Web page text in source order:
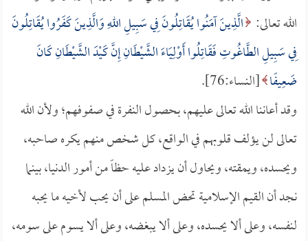
الله تعالى: الَّذِينَ آمَنُوا يُقَاتِلُونَ فِي سَبِيلِ اللهِ وَالَّذِينَ كَفَرُوا يُقَاتِلُونَ
فِي سَبِيلِ الطَّاغُوتِ فَقَاتِلُوا أَوْلِيَاءَ الشَّيْطَانِ إِنَّ كَيْدَ الشَّيْطَانِ كَانَ
ضَعِيفًا [النساء:76].
وقد أعاننا الله تعالى عليهم، بحصول النفرة في صفوفهم؛ ولأن الله
تعالى لن يؤلف قلوبهم في الواقع، كل شخص منهم يكره صاحبه،
ويحسده، ويمقته، ويحاول أن يزداد عليه حظاً من أمور الدنيا، بينما
نجد أن القيم الإسلامية تحض المسلم على أن يحب لأخيه ما يحبه
لنفسه، وعلى ألا يحسده، وعلى ألا يبغضه، وعلى ألا يسوم على سومه،